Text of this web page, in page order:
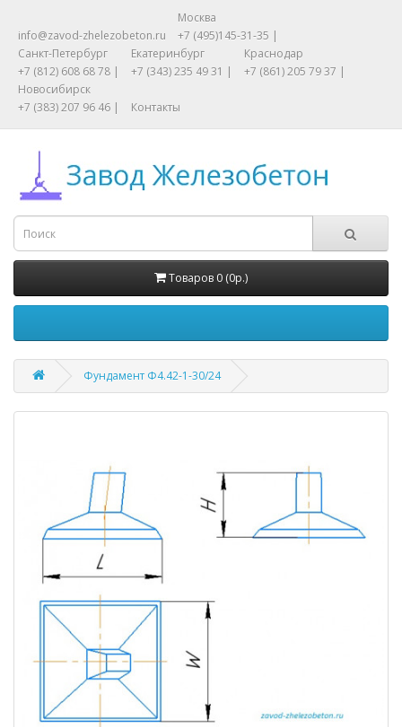
info@zavod-zhelezobeton.ru
Москва
+7 (495)145-31-35 |
Санкт-Петербург
+7 (812) 608 68 78 |
Екатеринбург
+7 (343) 235 49 31 |
Краснодар
+7 (861) 205 79 37 |
Новосибирск
+7 (383) 207 96 46 |
Контакты
Товаров 0 (0р.)
Фундамент Ф4.42-1-30/24